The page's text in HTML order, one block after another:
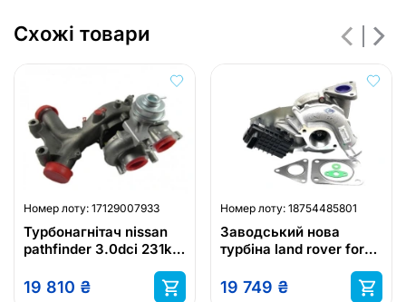
Схожі товари
Номер лоту: 17129007933
Турбонагнітач nissan
pathfinder 3.0dci 231km
07802
19 810 ₴
Номер лоту: 18754485801
Заводський нова
турбіна land rover ford
752610-5009s
19 749 ₴